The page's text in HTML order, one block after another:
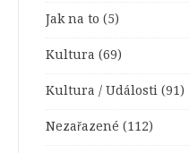
Jak na to (5)
Kultura (69)
Kultura / Události (91)
Nezařazené (112)